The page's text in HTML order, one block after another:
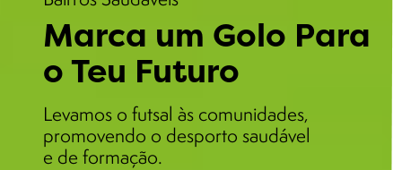
Marca um Golo Para
o Teu Futuro
Levamos o futsal às comunidades,
promovendo o desporto saudável
e de formação.